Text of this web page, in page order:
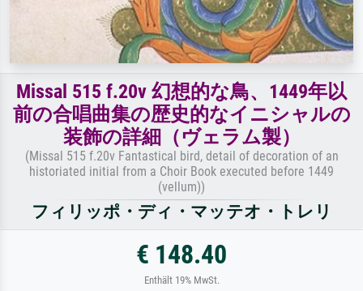
Missal 515 f.20v 幻想的な鳥、1449年以
前の合唱曲集の歴史的なイニシャルの
装飾の詳細（ヴェラム製）
(Missal 515 f.20v Fantastical bird, detail of decoration of an
historiated initial from a Choir Book executed before 1449
(vellum))
フィリッポ・ディ・マッテオ・トレリ
€ 148.40
Enthält 19% MwSt.